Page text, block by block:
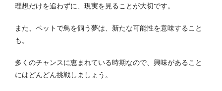
理想だけを追わずに、現実を見ることが大切です。
また、ペットで鳥を飼う夢は、新たな可能性を意味すること
も。
多くのチャンスに恵まれている時期なので、興味があること
にはどんどん挑戦しましょう。